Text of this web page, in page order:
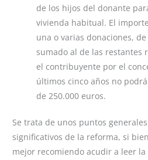
de los hijos del donante
vivienda habitual. El
una o varias donaciones,
sumado al de las restantes
el contribuyente por el
últimos cinco años no
de 250.000 euros.
Se trata de unos puntos
significativos de la reforma, si
mejor recomiendo acudir a leer